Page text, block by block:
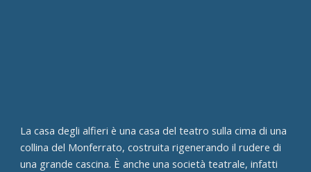
La casa degli alfieri è una casa del teatro sulla cima di una
collina del Monferrato, costruita rigenerando il rudere di
una grande cascina. È anche una società teatrale, infatti